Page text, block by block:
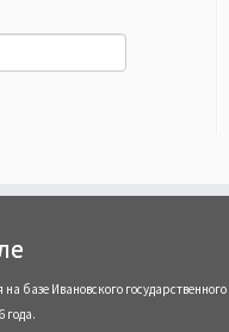
базе Ивановского государственного
года.